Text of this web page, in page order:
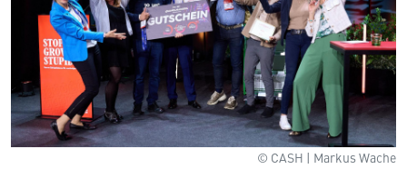
© CASH | Markus Wache